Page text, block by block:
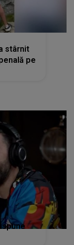
stârnit
pe
spune